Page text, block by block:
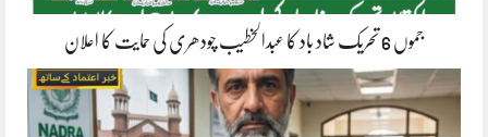
جموں 6 تحریک شاد باد کا عبدالخطیب چودھری کی حمایت کا اعلان